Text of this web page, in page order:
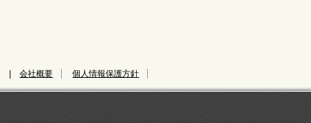
会社概要 個人情報保護方針